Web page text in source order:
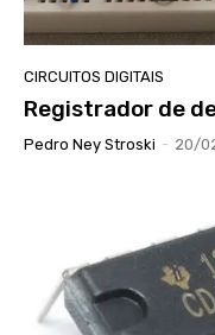
CIRCUITOS DIGITAIS
Registrador de
Pedro Ney Stroski - 20/